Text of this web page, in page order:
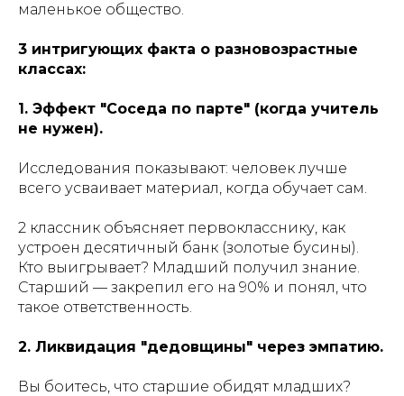
маленькое общество.
3 интригующих факта о разновозрастные
классах:
1. Эффект "Соседа по парте" (когда учитель
не нужен).
Исследования показывают: человек лучше
всего усваивает материал, когда обучает сам.
2 классник объясняет первокласснику, как
устроен десятичный банк (золотые бусины).
Кто выигрывает? Младший получил знание.
Старший — закрепил его на 90% и понял, что
такое ответственность.
2. Ликвидация "дедовщины" через эмпатию.
Вы боитесь, что старшие обидят младших?